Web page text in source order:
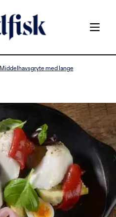
Middelhavsgryte med lange